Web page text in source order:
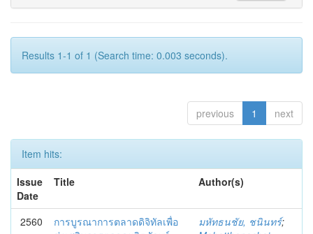
Results 1-1 of 1 (Search time: 0.003 seconds).
previous 1 next
Item hits:
Issue
Date
Title Author(s)
2560
การบูรณาการตลาดดิจิทัลเพื่อ
มหัทธนชัย, ชนินทร์;